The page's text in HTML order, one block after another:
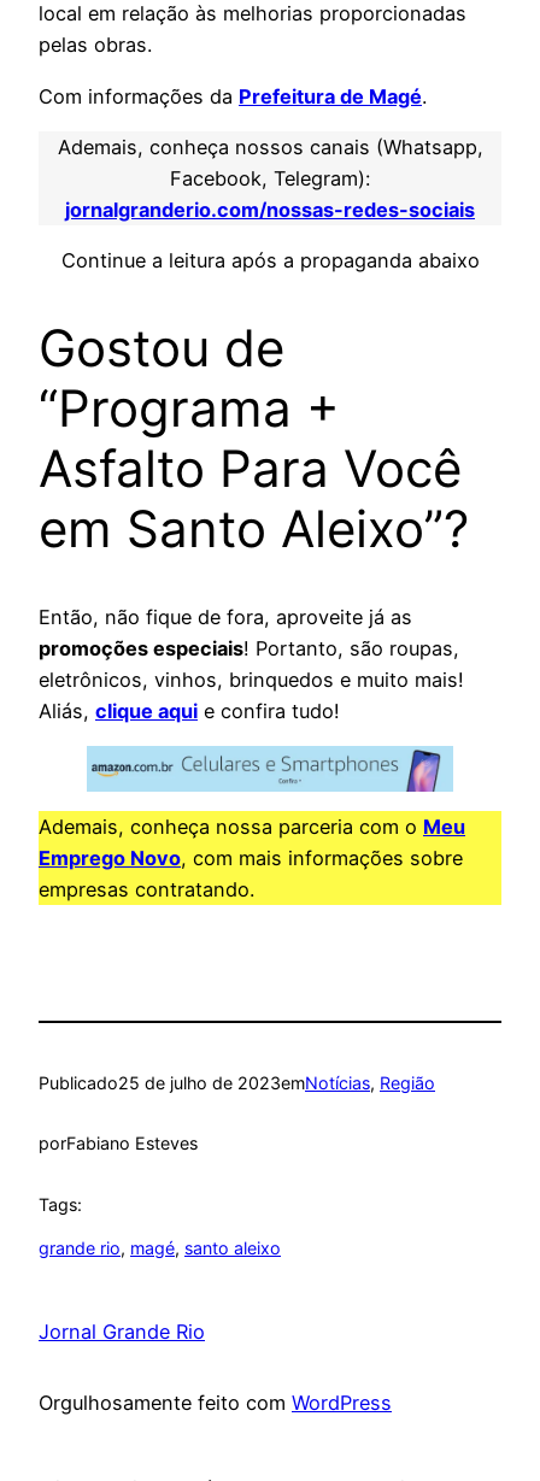
local em relação às melhorias proporcionadas
pelas obras.
Com informações da Prefeitura de Magé.
Ademais, conheça nossos canais (Whatsapp,
Facebook, Telegram):
jornalgranderio.com/nossas-redes-sociais
Continue a leitura após a propaganda abaixo
Gostou de
“Programa +
Asfalto Para Você
em Santo Aleixo”?
Então, não fique de fora, aproveite já as
promoções especiais! Portanto, são roupas,
eletrônicos, vinhos, brinquedos e muito mais!
Aliás, clique aqui e confira tudo!
Ademais, conheça nossa parceria com o Meu
Emprego Novo, com mais informações sobre
empresas contratando.
Publicado25 de julho de 2023emNotícias, Região
porFabiano Esteves
Tags:
grande rio, magé, santo aleixo
Jornal Grande Rio
Orgulhosamente feito com WordPress